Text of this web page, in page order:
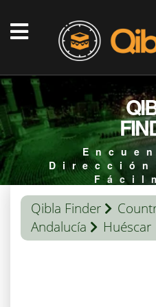
Qibla Finder
Andalucía
Huéscar